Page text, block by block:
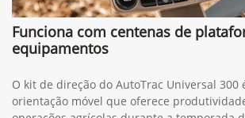
Funciona com centenas de
equipamentos
O kit de direção do AutoTrac Universal 300
orientação móvel que oferece